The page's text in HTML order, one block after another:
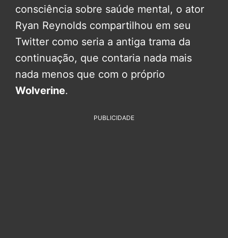
consciência sobre saúde mental, o ator
Ryan Reynolds compartilhou em seu
Twitter como seria a antiga trama da
continuação, que contaria nada mais
nada menos que com o próprio
Wolverine.
PUBLICIDADE